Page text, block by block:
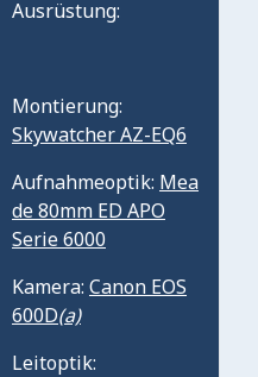
Ausrüstung:
Montierung:
Skywatcher AZ-EQ6
Aufnahmeoptik: Mea
de 80mm ED APO
Serie 6000
Kamera: Canon EOS
600D(a)
Leitoptik: